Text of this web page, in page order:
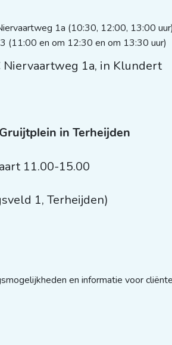
1a (10:30, 12:00, 13:00 uur)
(11:00 en om 12:30 en om 13:30 uur)
Niervaartweg 1a, in Klundert
in Terheijden
11.00-15.00
1, Terheijden)
en informatie voor